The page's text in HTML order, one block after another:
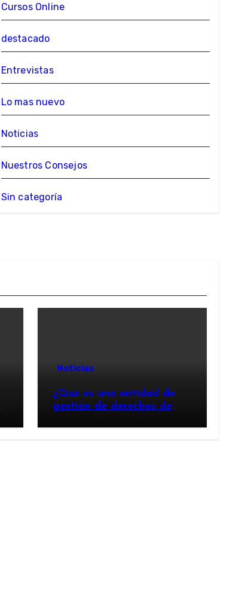
Cursos Online
destacado
Entrevistas
Lo mas nuevo
Noticias
Nuestros Consejos
Sin categoría
Noticias
¿Qué es una entidad de
gestión de derechos de
importante?